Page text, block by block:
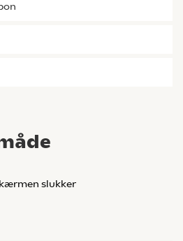
slukker